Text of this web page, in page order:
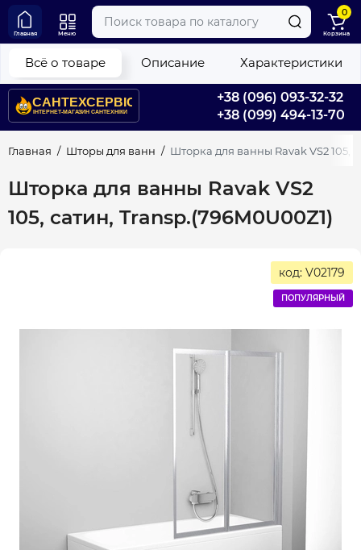
+38 (096) 093-32-32
+38 (099) 494-13-70
Главная Меню
0
Корзина
Главная Шторы для ванн Шторка для ванны Ravak VS2 105,
Шторка для ванны Ravak VS2
105, сатин, Transp.(796M0U00Z1)
Всё о товаре Описание Характеристики
код: V02179
ПОПУЛЯРНЫЙ